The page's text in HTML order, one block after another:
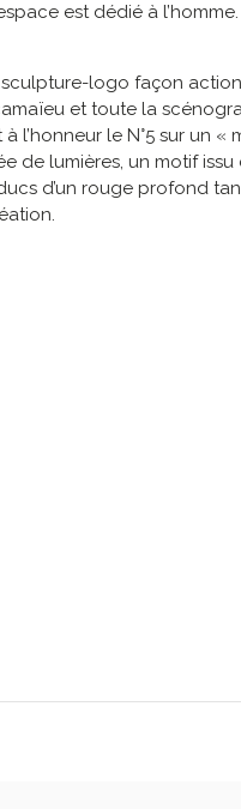
est dédié à
logo façon
et toute la
le N°5 sur un
de lumières, un motif
d’un rouge profond